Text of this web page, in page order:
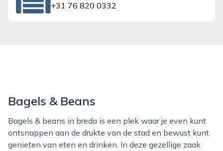
+31 76 820 0332
Bagels & Beans
Bagels & beans in breda is een plek waar je even kunt
ontsnappen aan de drukte van de stad en bewust kunt
genieten van eten en drinken. In deze gezellige zaak